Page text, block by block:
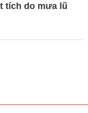
tích do mưa lũ